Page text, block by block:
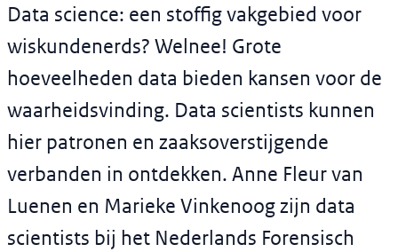
Data science: een stoffig vakgebied voor
wiskundenerds? Welnee! Grote
hoeveelheden data bieden kansen voor de
waarheidsvinding. Data scientists kunnen
hier patronen en zaaksoverstijgende
verbanden in ontdekken. Anne Fleur van
Luenen en Marieke Vinkenoog zijn data
scientists bij het Nederlands Forensisch